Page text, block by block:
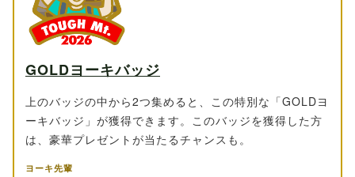
GOLDヨーキバッジ
上のバッジの中から2つ集めると、この特別な「GOLDヨ
ーキバッジ」が獲得できます。このバッジを獲得した方
は、豪華プレゼントが当たるチャンスも。
ヨーキ先輩